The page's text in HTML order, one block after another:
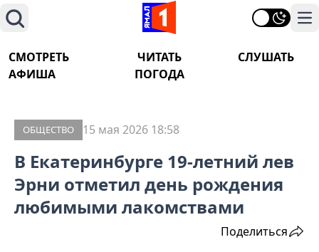
Поиск
СМОТРЕТЬ ЧИТАТЬ
СЛУШАТЬ
АФИША
ПОГОДА
ОБЩЕСТВО 15 мая 2026 18:58
В Екатеринбурге 19-летний лев
Эрни отметил день рождения
любимыми лакомствами
Поделиться